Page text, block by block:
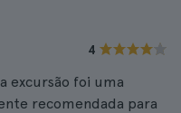
4
excursão foi uma
recomendada para